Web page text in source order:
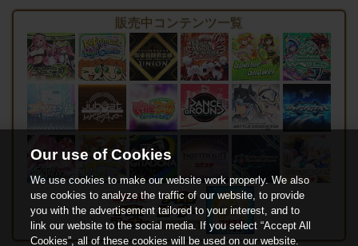
販売中コンテンツ一覧
Our use of Cookies
We use cookies to make our website work properly. We also
use cookies to analyze the traffic of our website, to provide
you with the advertisement tailored to your interest, and to
link our website to the social media. If you select “Accept All
Cookies”, all of these cookies will be used on our website.